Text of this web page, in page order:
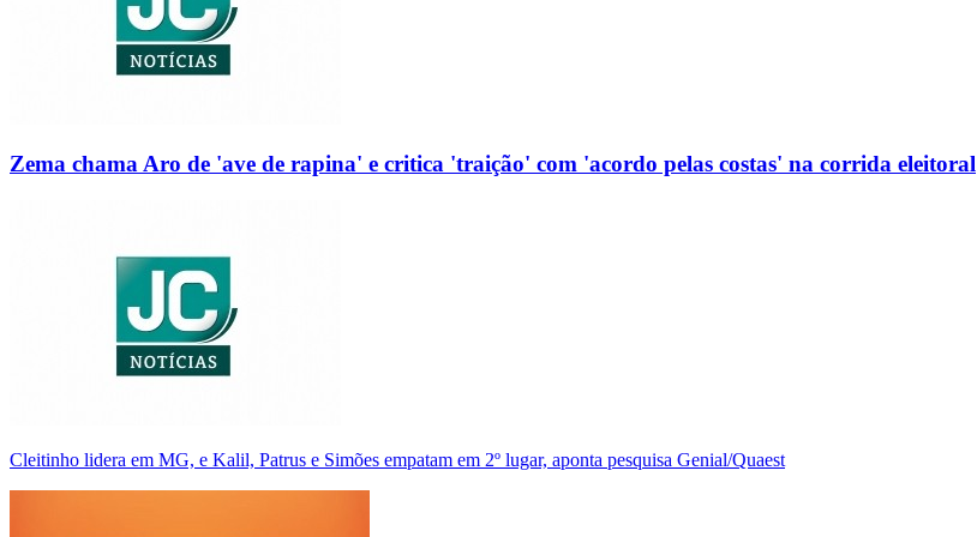
Zema chama Aro de 'ave de rapina' e critica 'traição' com 'acordo pelas costas' na corrida eleitoral
Cleitinho lidera em MG, e Kalil, Patrus e Simões empatam em 2º lugar, aponta pesquisa Genial/Quaest